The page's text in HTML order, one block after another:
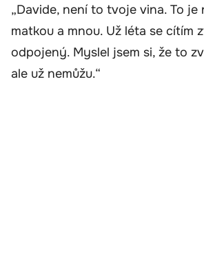
„Davide, není to tvoje vina. To je
matkou a mnou. Už léta se cítím
odpojený. Myslel jsem si, že to
ale už nemůžu.“